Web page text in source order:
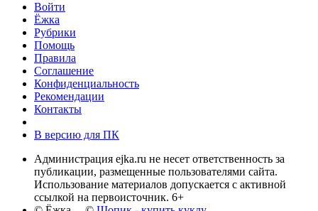
Войти
Ёжка
Рубрики
Помощь
Правила
Соглашение
Конфиденциальность
Рекомендации
Контакты
В версию для ПК
Администрация ejka.ru не несет ответственность за
публикации, размещенные пользователями сайта.
Использование материалов допускается с активной
ссылкой на первоисточник. 6+